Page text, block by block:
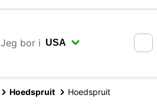
Jeg bor i
Hoedspruit Hoedspruit